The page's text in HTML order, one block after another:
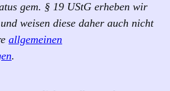
gem. § 19 UStG erheben wir
weisen diese daher auch nicht
allgemeinen
.